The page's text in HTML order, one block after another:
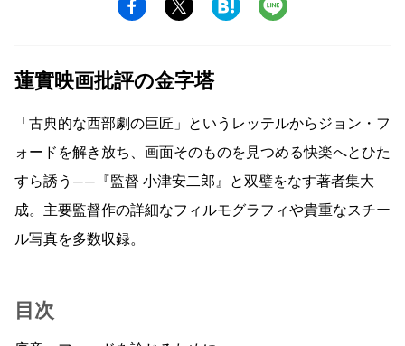
蓮實映画批評の金字塔
「古典的な西部劇の巨匠」というレッテルからジョン・フ
ォードを解き放ち、画面そのものを見つめる快楽へとひた
すら誘う――『監督 小津安二郎』と双璧をなす著者集大
成。主要監督作の詳細なフィルモグラフィや貴重なスチー
ル写真を多数収録。
目次